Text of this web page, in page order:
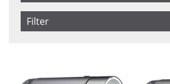
Produkt Kode
Filter
Ikke på lager